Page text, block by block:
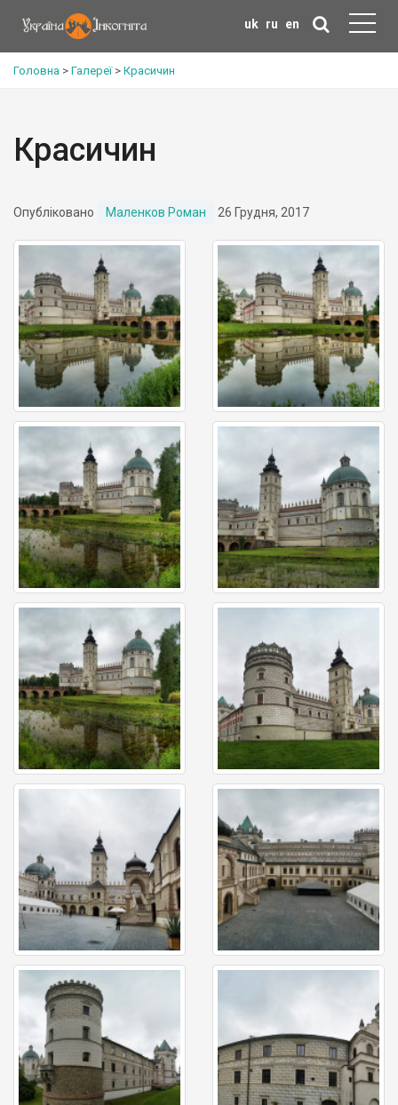
uk ru en
Головна > Галереї> Красичин
Красичин
Опубліковано Маленков Роман 26 Грудня, 2017